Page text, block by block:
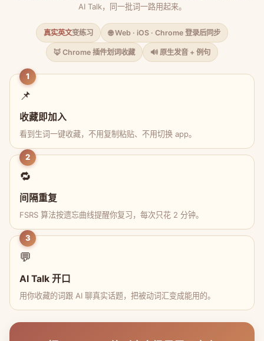
AI Talk，同一批词一路用起来。
真实英文变练习 🌐 Web · iOS · Chrome 登录后同步
🦊 Chrome 插件划词收藏 🔊 原生发音 + 例句
1
📌
收藏即加入
看到生词一键收藏，不用复制粘贴、不用切换 app。
2
🔁
间隔重复
FSRS 算法按遗忘曲线提醒你复习，每次只花 2 分钟。
3
💬
AI Talk 开口
用你收藏的词跟 AI 聊真实话题，把被动词汇变成能用的。